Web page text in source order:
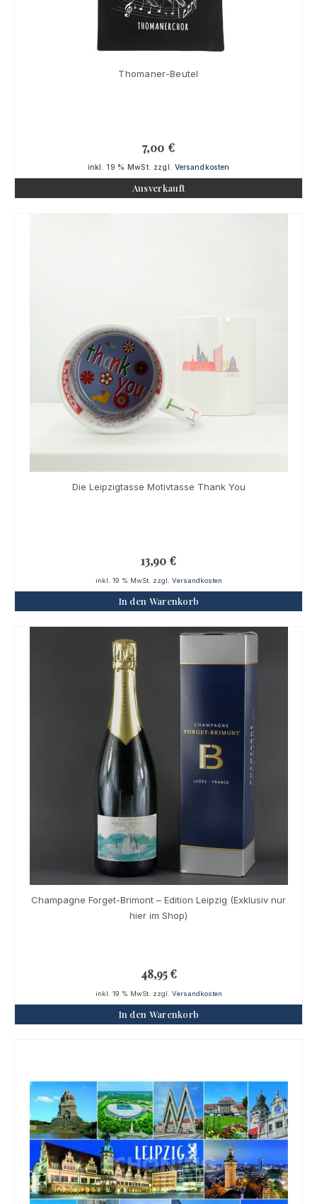
Thomaner-Beutel
7,00 €
inkl. 19 % MwSt. zzgl. Versandkosten
Ausverkauft
Die Leipzigtasse Motivtasse Thank You
13,90 €
inkl. 19 % MwSt. zzgl. Versandkosten
In den Warenkorb
Champagne Forget-Brimont – Edition Leipzig (Exklusiv nur
hier im Shop)
48,95€
inkl. 19 % MwSt. zzgl. Versandkosten
In den Warenkorb